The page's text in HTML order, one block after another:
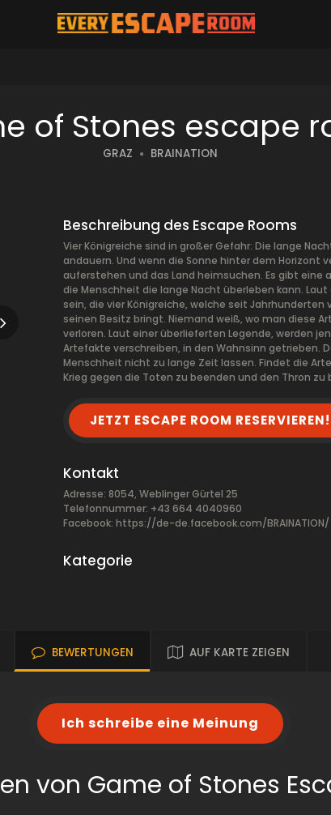
of Stones escape
GRAZ BRAINATION
Beschreibung des Escape Rooms
Vier Königreiche sind in großer Gefahr: Die lange
andauern. Und wenn die Sonne hinter dem Horizont
auferstehen und das Land heimsuchen. Es gibt eine
die Menschheit die lange Nacht überleben kann.
sein, die vier Königreiche, welche seit
seinen Besitz bringt. Niemand weiß, wo man diese
verloren. Laut einer überlieferten Legende, werden
Artefakte verschreiben, in den Wahnsinn getrieben.
Menschheit nicht zu lange Zeit lassen. Findet die
Krieg gegen die Toten zu beenden und den Thron zu
JETZT ESCAPE ROOM RESERVIEREN!
Kontakt
Adresse: 8054, Weblinger Gürtel 25
Telefonnummer: +43 664 4040960
Facebook: https://de-de.facebook.com/BRAINATION/
Kategorie
BEWERTUNGEN AUF KARTE ZEIGEN
Ich schreibe eine Meinung
von Game of Stones